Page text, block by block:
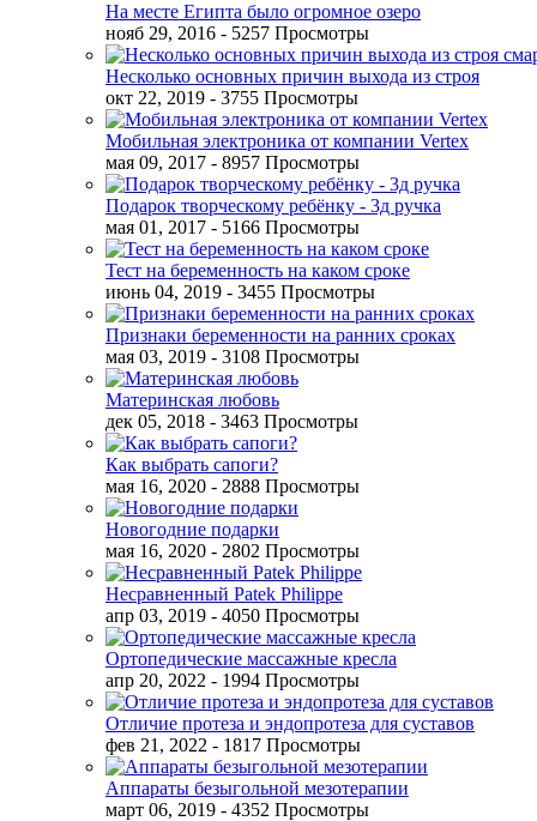
На месте Египта было огромное озеро
нояб 29, 2016 - 5257 Просмотры
Несколько основных причин выхода из строя
окт 22, 2019 - 3755 Просмотры
Мобильная электроника от компании Vertex
мая 09, 2017 - 8957 Просмотры
Подарок творческому ребёнку - 3д ручка
мая 01, 2017 - 5166 Просмотры
Тест на беременность на каком сроке
июнь 04, 2019 - 3455 Просмотры
Признаки беременности на ранних сроках
мая 03, 2019 - 3108 Просмотры
Материнская любовь
дек 05, 2018 - 3463 Просмотры
Как выбрать сапоги?
мая 16, 2020 - 2888 Просмотры
Новогодние подарки
мая 16, 2020 - 2802 Просмотры
Несравненный Patek Philippe
апр 03, 2019 - 4050 Просмотры
Ортопедические массажные кресла
апр 20, 2022 - 1994 Просмотры
Отличие протеза и эндопротеза для суставов
фев 21, 2022 - 1817 Просмотры
Аппараты безыгольной мезотерапии
март 06, 2019 - 4352 Просмотры